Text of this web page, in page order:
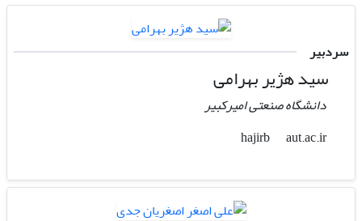
سردبیر
سید هژیر بهرامی
دانشگاه صنعتی امیرکبیر
hajirb
aut.ac.ir